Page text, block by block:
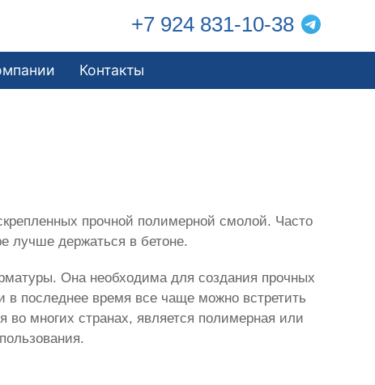
+7 924 831-10-38
Контакты
прочной полимерной смолой. Часто
лучше держаться в бетоне.
Она необходима для создания прочных
в последнее время все чаще можно встретить
многих странах, является полимерная или